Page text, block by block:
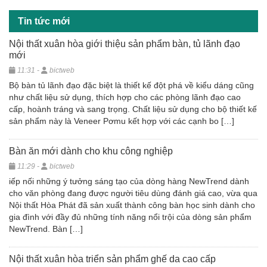
Tin tức mới
Nội thất xuân hòa giới thiệu sản phẩm bàn, tủ lãnh đạo
mới
11:31 - bictweb
Bộ bàn tủ lãnh đạo đặc biệt là thiết kế đột phá về kiểu dáng cũng
như chất liệu sử dụng, thích hợp cho các phòng lãnh đạo cao
cấp, hoành tráng và sang trọng. Chất liệu sử dụng cho bộ thiết kế
sản phẩm này là Veneer Pơmu kết hợp với các cạnh bo […]
Bàn ăn mới dành cho khu công nghiệp
11:29 - bictweb
iếp nối những ý tưởng sáng tạo của dòng hàng NewTrend dành
cho văn phòng đang được người tiêu dùng đánh giá cao, vừa qua
Nội thất Hòa Phát đã sản xuất thành công bàn học sinh dành cho
gia đình với đầy đủ những tính năng nổi trội của dòng sản phẩm
NewTrend. Bàn […]
Nội thất xuân hòa triển sản phẩm ghế da cao cấp